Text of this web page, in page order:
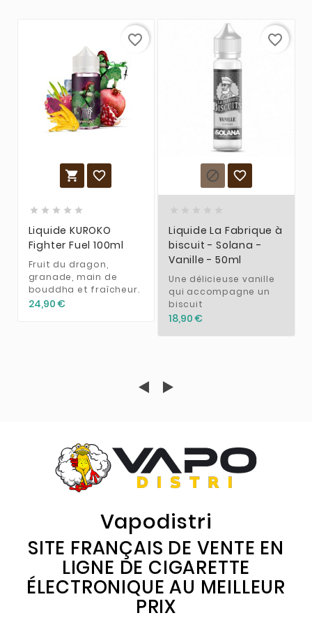
 
    
Liquide KUROKO
Fighter Fuel 100ml
Fruit du dragon,
granade, main de
bouddha et fraîcheur.
24,90 €
favorite_border
 
Liquide La Fabrique à
biscuit - Solana -
Vanille - 50ml
Une délicieuse vanille
qui accompagne un
biscuit
18,90 €
favorite_border
Vapodistri
SITE FRANÇAIS DE VENTE EN
LIGNE DE CIGARETTE
ÉLECTRONIQUE AU MEILLEUR
PRIX